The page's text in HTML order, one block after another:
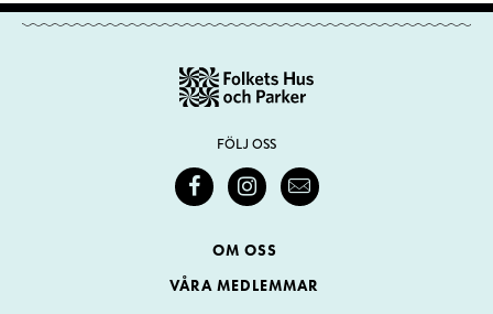
FÖLJ OSS
OM OSS
VÅRA MEDLEMMAR